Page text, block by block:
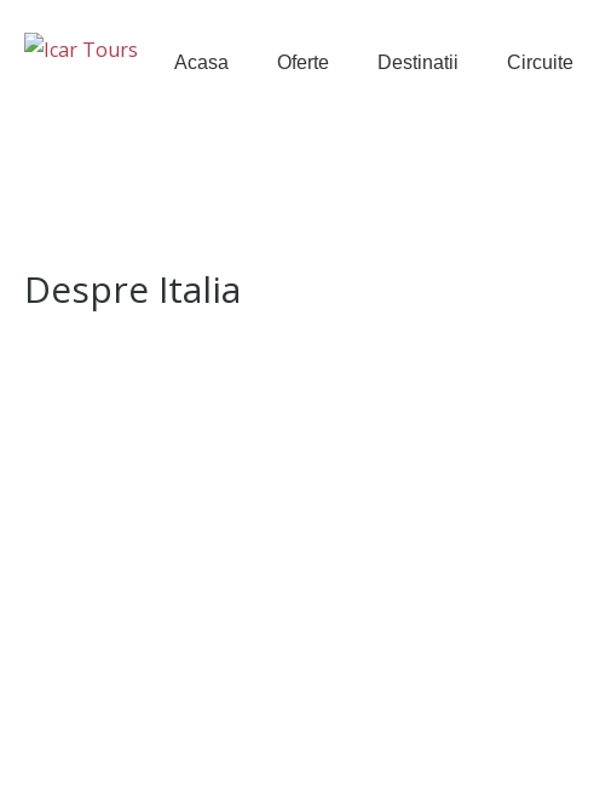
Acasa Oferte Destinatii Circuite
Despre Italia